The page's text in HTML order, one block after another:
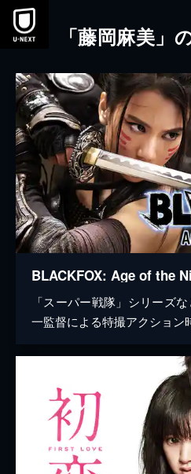
本文へスキップ
「藤岡麻美」
BLACKFOX: Age of the
「スーパー戦隊」シリーズ
一監督による特撮アクション